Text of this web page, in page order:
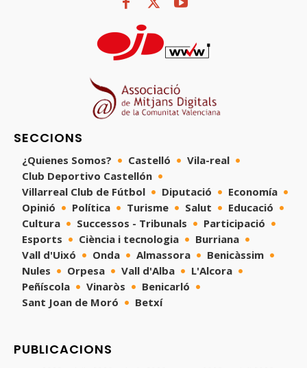
SECCIONS
¿Quienes Somos? Castelló
Vila-real
Club Deportivo Castellón
Villarreal Club de Fútbol
Diputació
Economía
Opinió
Política Turisme Salut
Educació
Cultura
Successos - Tribunals
Participació
Esports
Ciència i tecnologia
Burriana
Vall d'Uixó
Onda Almassora
Benicàssim
Nules
Orpesa Vall d'Alba
L'Alcora
Peñíscola
Vinaròs
Benicarló
Sant Joan de Moró
Betxí
PUBLICACIONS